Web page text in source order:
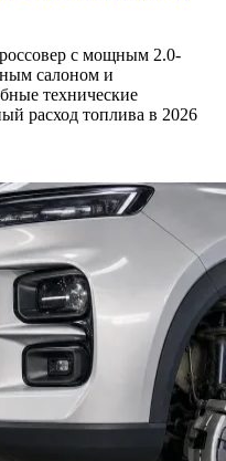
с мощным 2.0-
салоном и
технические
расход топлива в 2026